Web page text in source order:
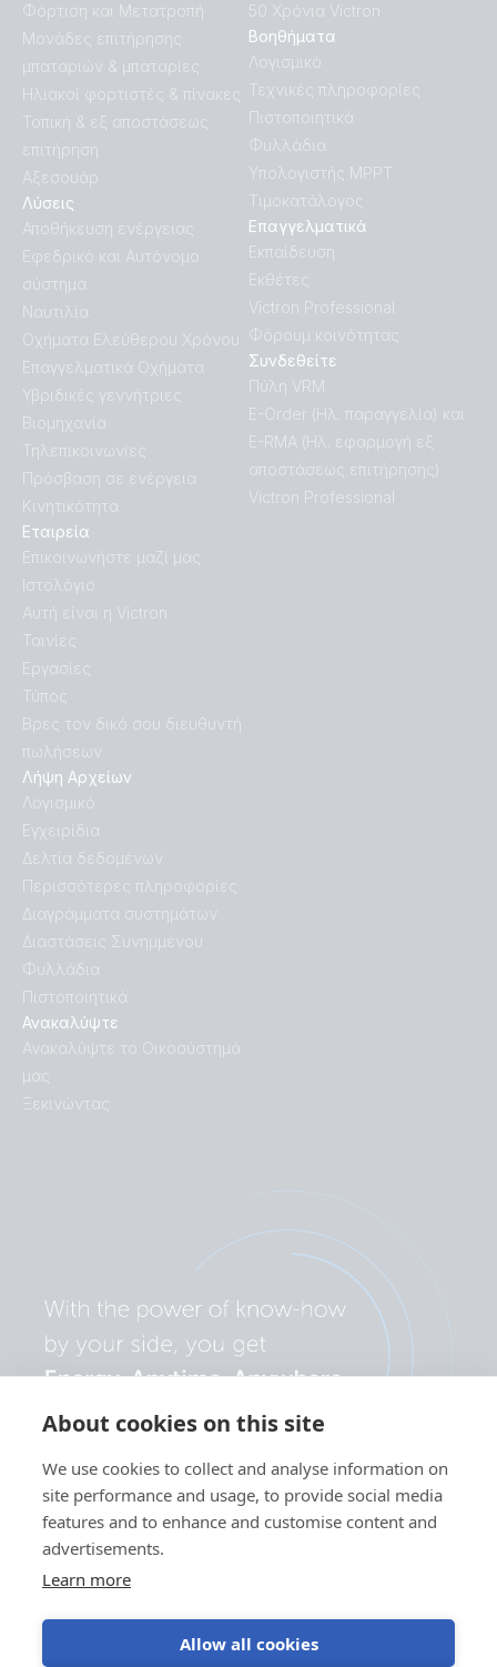
About cookies on this site
We use cookies to collect and analyse information on
site performance and usage, to provide social media
features and to enhance and customise content and
advertisements.
Learn more
Allow all cookies
Φόρτιση και Μετατροπή
Μονάδες επιτήρησης
μπαταριών & μπαταρίες
Ηλιακοί φορτιστές & πίνακες
Τοπική & εξ αποστάσεως
επιτήρηση
Αξεσουάρ
Ανακαλύψτε
Ανακαλύψτε το Οικοσύστημά
μας
Ξεκινώντας
50 Χρόνια Victron
Λήψη Αρχείων
Λογισμικό
Εγχειρίδια
Δελτία δεδομένων
Περισσότερες πληροφορίες
Διαγράμματα συστημάτων
Διαστάσεις Συνημμένου
Φυλλάδια
Πιστοποιητικά
Λύσεις
Αποθήκευση ενέργειας
Εφεδρικό και Αυτόνομο
σύστημα
Ναυτιλία
Οχήματα Ελεύθερου Χρόνου
Επαγγελματικά Οχήματα
Υβριδικές γεννήτριες
Βιομηχανία
Τηλεπικοινωνίες
Πρόσβαση σε ενέργεια
Κινητικότητα
Εταιρεία
Επικοινωνήστε μαζί μας
Ιστολόγιο
Αυτή είναι η Victron
Ταινίες
Εργασίες
Τύπος
Βρες τον δικό σου διευθυντή
πωλήσεων
Βοηθήματα
Λογισμικό
Τεχνικές πληροφορίες
Πιστοποιητικά
Φυλλάδια
Υπολογιστής MPPT
Τιμοκατάλογος
Επαγγελματικά
Εκπαίδευση
Εκθέτες
Victron Professional
Φόρουμ κοινότητας
Συνδεθείτε
Πύλη VRM
E-Order (Ηλ. παραγγελία) και
E-RMA (Ηλ. εφαρμογή εξ
αποστάσεως επιτήρησης)
Victron Professional